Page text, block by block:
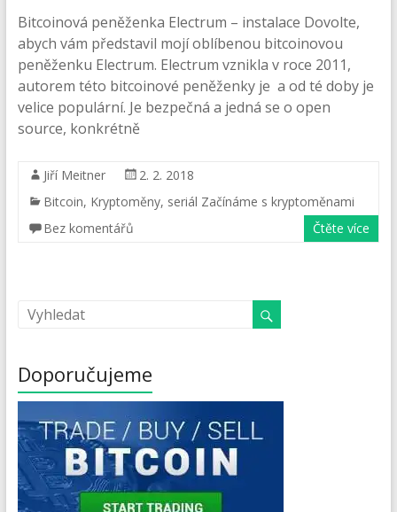
Bitcoinová peněženka Electrum – instalace Dovolte,
abych vám představil mojí oblíbenou bitcoinovou
peněženku Electrum. Electrum vznikla v roce 2011,
autorem této bitcoinové peněženky je a od té doby je
velice populární. Je bezpečná a jedná se o open
source, konkrétně
Jiří Meitner
2. 2. 2018
Bitcoin, Kryptoměny, seriál Začínáme s kryptoměnami
Bez komentářů
Čtěte více
Doporučujeme